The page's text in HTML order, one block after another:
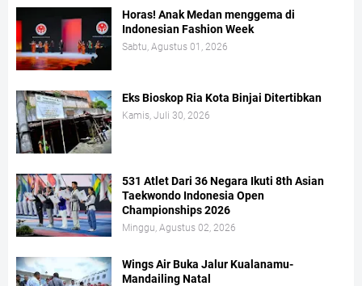
Horas! Anak Medan menggema di
Indonesian Fashion Week
Sabtu, Agustus 01, 2026
Eks Bioskop Ria Kota Binjai Ditertibkan
Kamis, Juli 30, 2026
531 Atlet Dari 36 Negara Ikuti 8th Asian
Taekwondo Indonesia Open
Championships 2026
Minggu, Agustus 02, 2026
Wings Air Buka Jalur Kualanamu-
Mandailing Natal